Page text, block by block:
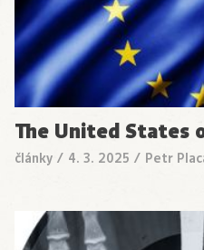
The United States
články / 4. 3. 2025 / Petr